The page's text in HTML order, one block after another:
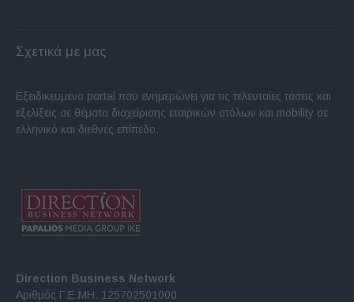
Σχετικά με μας
Εξειδικευμένο portal που ενημερώνει για τις τελευταίες τάσεις και
εξελίξεις σε θέματα διαχείρισης εταιρικών στόλων και mobility σε
ελληνικό και διεθνές επίπεδο.
Direction Business Network
Αριθμός Γ.Ε.ΜΗ. 125702501000